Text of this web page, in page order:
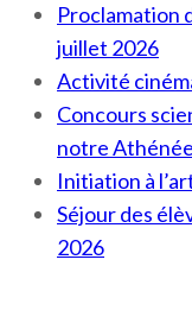
Proclamation
juillet 2026
Activité
Concours
notre
Initiation à
Séjour des
2026